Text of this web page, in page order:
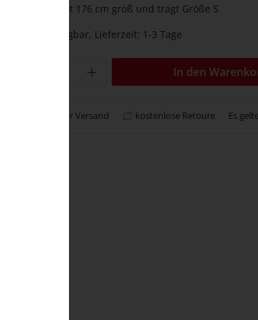
Unser Model ist 176 cm groß und trägt Größe S
Sofort verfügbar, Lieferzeit: 1-3 Tage
In den
kostenloser Versand kostenlose Retoure Es